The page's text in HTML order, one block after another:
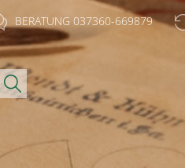
BERATUNG 037360-669879